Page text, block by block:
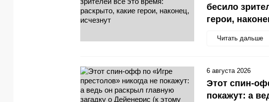
бесило
герои,
Читать дальше
Этот спин-
покажут: а
6 августа 2026